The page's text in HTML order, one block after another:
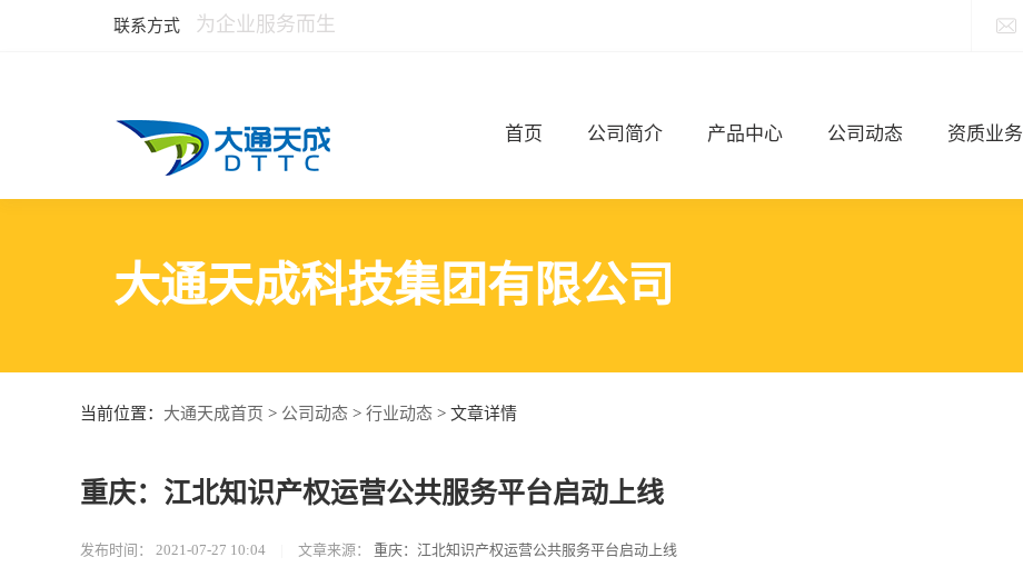
联系方式 为企业服务而生
首页 公司简介 产品中心 公司动态 资质业务
大通天成科技集团有限公司
当前位置： 大通天成首页 > 公司动态 > 行业动态 > 文章详情
重庆：江北知识产权运营公共服务平台启动上线
发布时间： 2021-07-27 10:04 文章来源： 重庆：江北知识产权运营公共服务平台启动上线